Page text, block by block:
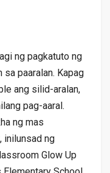
ng pagkatuto ng
paaralan. Kapag
ang silid-aralan,
pag-aaral.
ng mas
inilunsad ng
Glow Up